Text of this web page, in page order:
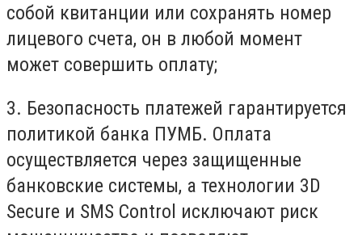
собой квитанции или сохранять номер
лицевого счета, он в любой момент
может совершить оплату;
3. Безопасность платежей гарантируется
политикой банка ПУМБ. Оплата
осуществляется через защищенные
банковские системы, а технологии 3D
Secure и SMS Control исключают риск